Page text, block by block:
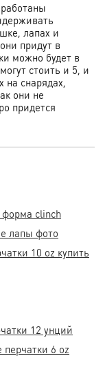
лапах и
придут в
можно будет в
стоить и 5, и
на снарядах,
они не
придется
форма clinch
лапы фото
10 oz купить
12 унций
перчатки 6 oz